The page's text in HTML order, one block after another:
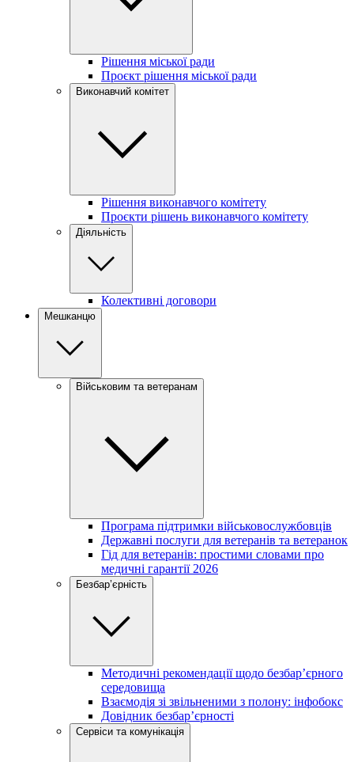
Рішення міської ради
Проєкт рішення міської ради
Виконавчий комітет
Рішення виконавчого комітету
Проєкти рішень виконавчого комітету
Діяльність
Колективні договори
Мешканцю
Військовим та ветеранам
Програма підтримки військовослужбовців
Державні послуги для ветеранів та ветеранок
Гід для ветеранів: простими словами про
медичні гарантії 2026
Безбар’єрність
Методичні рекомендації щодо безбар’єрного
середовища
Взаємодія зі звільненими з полону: інфобокс
Довідник безбар’єрності
Сервіси та комунікація